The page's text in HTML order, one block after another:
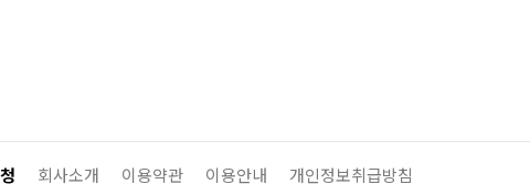
회사소개 이용약관 이용안내 개인정보취급방침